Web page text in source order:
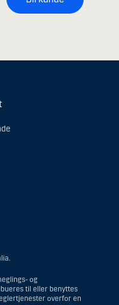
og
til eller benyttes
overfor en